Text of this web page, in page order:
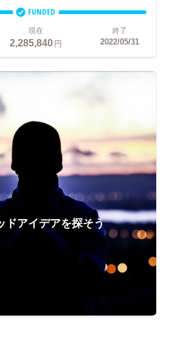
FUNDED
現在
2,285,840円
終了
2022/05/31
ドアイデアを探そう